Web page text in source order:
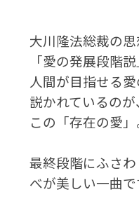
大川隆法総裁の
「愛の発展段階説
人間が目指せる
説かれているのが、
この「存在の愛」
最終段階にふさ
べが美しい一曲で